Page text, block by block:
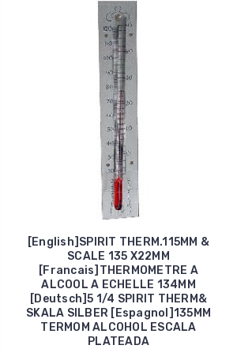
[English]SPIRIT THERM.115MM &
SCALE 135 X22MM
[Francais]THERMOMETRE A
ALCOOL A ECHELLE 134MM
[Deutsch]5 1/4 SPIRIT THERM&
SKALA SILBER [Espagnol]135MM
TERMOM ALCOHOL ESCALA
PLATEADA